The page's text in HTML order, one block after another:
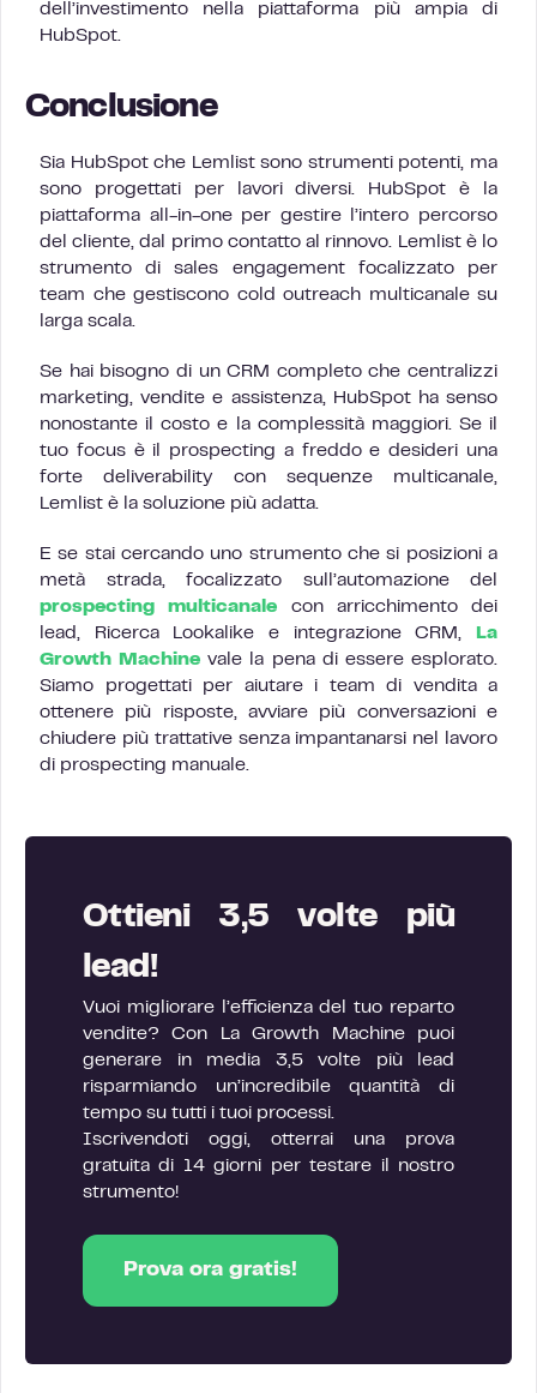
dell’investimento nella piattaforma più ampia di
HubSpot.
Conclusione
Sia HubSpot che Lemlist sono strumenti potenti, ma
sono progettati per lavori diversi. HubSpot è la
piattaforma all-in-one per gestire l’intero percorso
del cliente, dal primo contatto al rinnovo. Lemlist è lo
strumento di sales engagement focalizzato per
team che gestiscono cold outreach multicanale su
larga scala.
Se hai bisogno di un CRM completo che centralizzi
marketing, vendite e assistenza, HubSpot ha senso
nonostante il costo e la complessità maggiori. Se il
tuo focus è il prospecting a freddo e desideri una
forte deliverability con sequenze multicanale,
Lemlist è la soluzione più adatta.
E se stai cercando uno strumento che si posizioni a
metà strada, focalizzato sull’automazione del
prospecting multicanale con arricchimento dei
lead, Ricerca Lookalike e integrazione CRM,
La
Growth Machine vale la pena di essere esplorato.
Siamo progettati per aiutare i team di vendita a
ottenere più risposte, avviare più conversazioni e
chiudere più trattative senza impantanarsi nel lavoro
di prospecting manuale.
Ottieni 3,5 volte più
lead!
Vuoi migliorare l’efficienza del tuo reparto
vendite? Con La Growth Machine puoi
generare in media 3,5 volte più lead
risparmiando un’incredibile quantità di
tempo su tutti i tuoi processi.
Iscrivendoti oggi, otterrai una prova
gratuita di 14 giorni per testare il nostro
strumento!
Prova ora gratis!